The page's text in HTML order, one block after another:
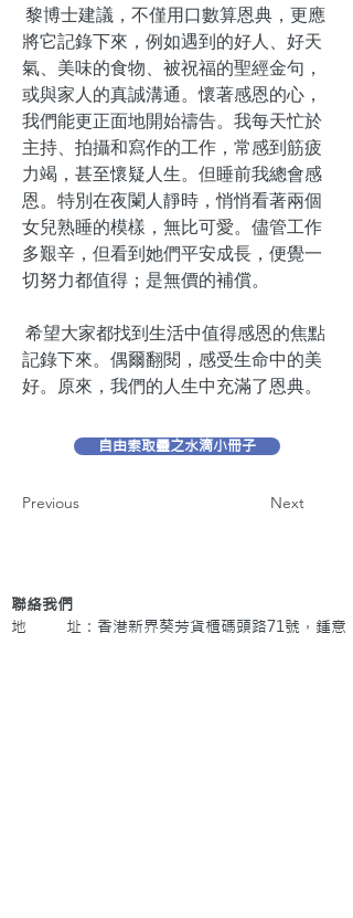
黎博士建議，不僅用口數算恩典，更應
將它記錄下來，例如遇到的好人、好天
氣、美味的食物、被祝福的聖經金句，
或與家人的真誠溝通。懷著感恩的心，
我們能更正面地開始禱告。我每天忙於
主持、拍攝和寫作的工作，常感到筋疲
力竭，甚至懷疑人生。但睡前我總會感
恩。特別在夜闌人靜時，悄悄看著兩個
女兒熟睡的模樣，無比可愛。儘管工作
多艱辛，但看到她們平安成長，便覺一
切努力都值得；是無價的補償。
希望大家都找到生活中值得感恩的焦點
記錄下來。偶爾翻閱，感受生命中的美
好。原來，我們的人生中充滿了恩典。
自由索取靈之水滴小冊子
Previous Next
聯絡我們
地 址：香港新界葵芳貨櫃碼頭路71號，鍾意